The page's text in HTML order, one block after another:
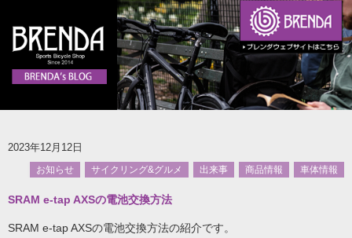
2023年12月12日
お知らせ サイクリング&グルメ 出来事 商品情報 車体情報
SRAM e-tap AXSの電池交換方法
SRAM e-tap AXSの電池交換方法の紹介です。